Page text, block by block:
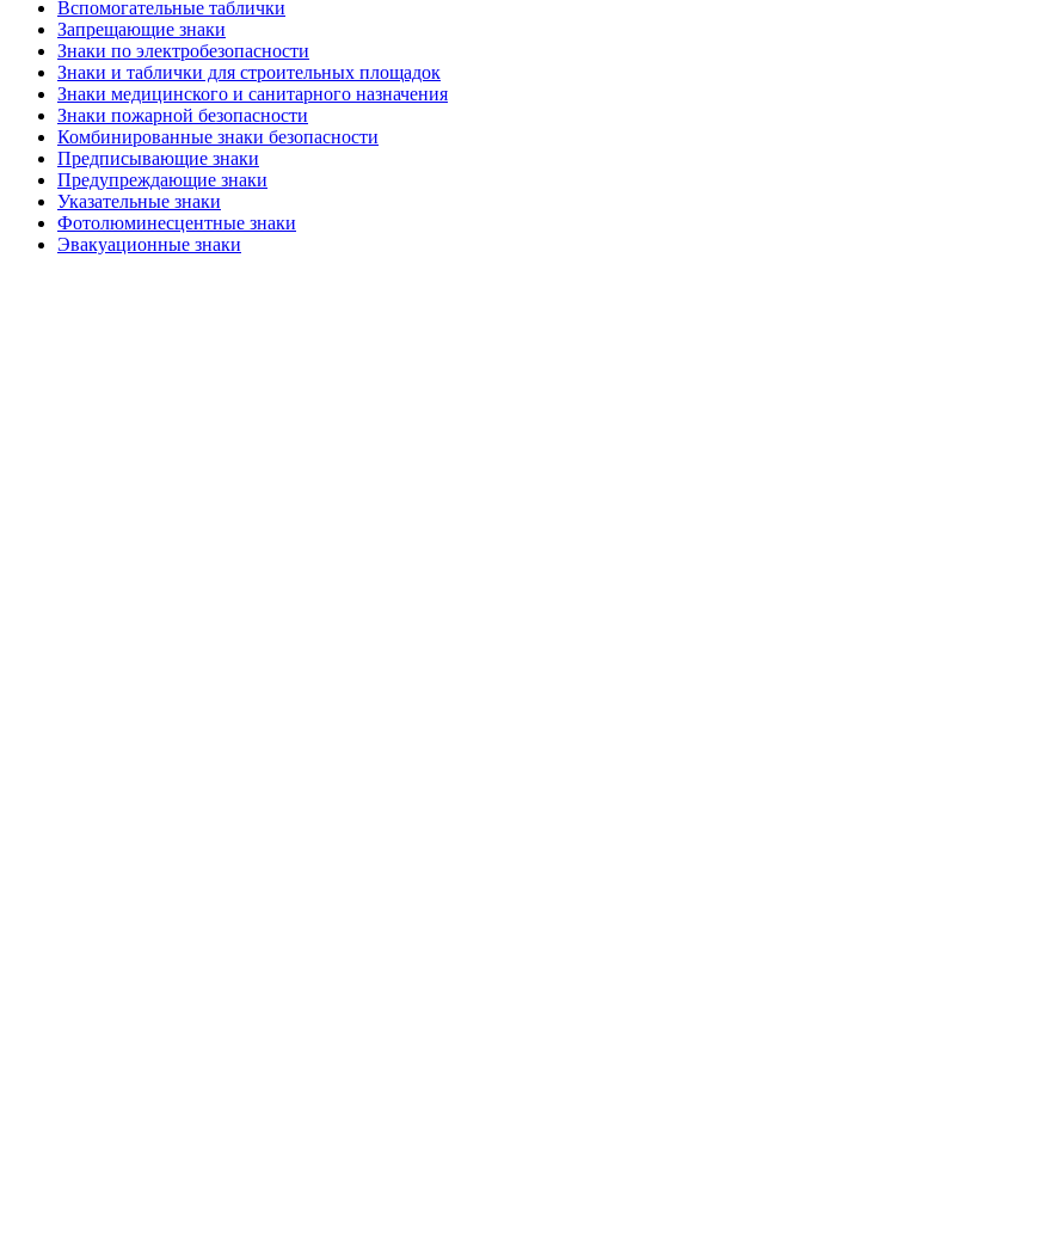
Вспомогательные таблички
Запрещающие знаки
Знаки по электробезопасности
Знаки и таблички для строительных площадок
Знаки медицинского и санитарного назначения
Знаки пожарной безопасности
Комбинированные знаки безопасности
Предписывающие знаки
Предупреждающие знаки
Указательные знаки
Фотолюминесцентные знаки
Эвакуационные знаки